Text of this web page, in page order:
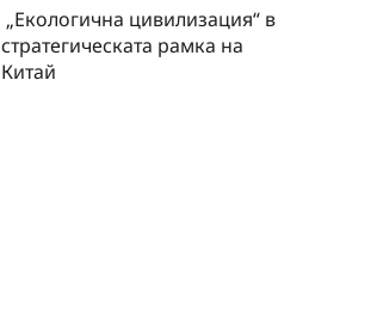
„Екологична цивилизация“ в
стратегическата рамка на
Китай